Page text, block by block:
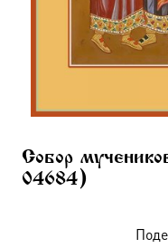
Собор
04684)